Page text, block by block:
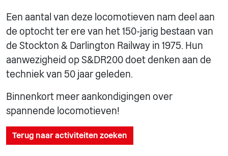
Een aantal van deze locomotieven nam deel aan
de optocht ter ere van het 150-jarig bestaan van
de Stockton & Darlington Railway in 1975. Hun
aanwezigheid op S&DR200 doet denken aan de
techniek van 50 jaar geleden.
Binnenkort meer aankondigingen over
spannende locomotieven!
Terug naar activiteiten zoeken